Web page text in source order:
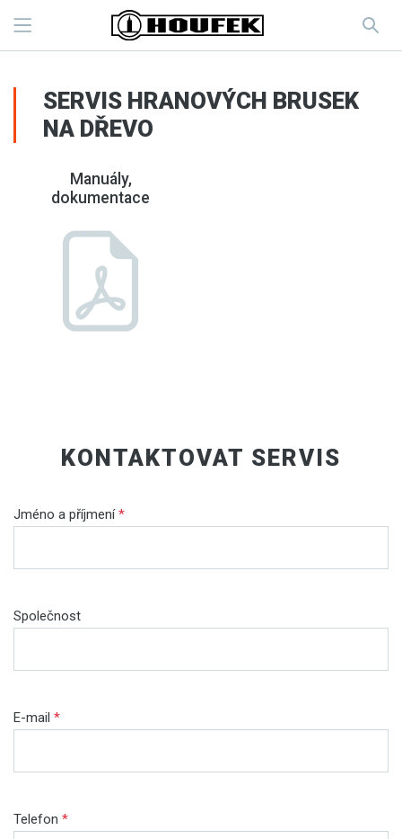
SERVIS HRANOVÝCH BRUSEK
NA DŘEVO
Manuály,
dokumentace
KONTAKTOVAT SERVIS
Jméno a příjmení*
Společnost
E-mail *
Telefon *